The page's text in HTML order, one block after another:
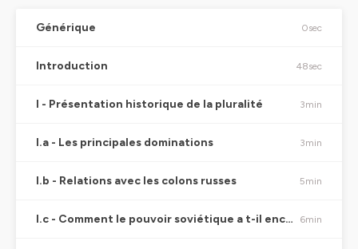
Générique 0sec
Introduction 48sec
I - Présentation historique de la pluralité 3min
I.a - Les principales dominations 3min
I.b - Relations avec les colons russes 5min
I.c - Comment le pouvoir soviétique a t-il encadré le fait religieux ? 6min